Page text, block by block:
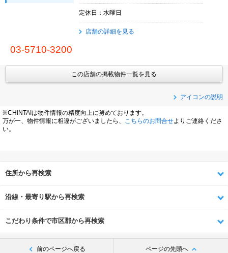
定休日：水曜日
店舗の詳細を見る
03-5710-3200
この店舗の掲載物件一覧を見る
アイコンの説明
※CHINTAIは物件情報の精度向上に努めております。
万が一、物件情報に相違がございましたら、
こちらのお問合せよりご連絡くださ
い。
住所から再検索
沿線・最寄り駅から再検索
こだわり条件で市区郡から再検索
前のページへ戻る ページの先頭へ